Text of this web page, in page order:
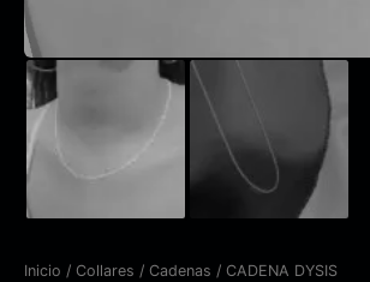
Inicio / Collares / Cadenas / CADENA DYSIS